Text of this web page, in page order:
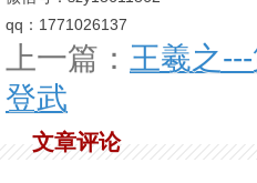
qq：1771026137
上一篇： 王羲之
登武
文章评论